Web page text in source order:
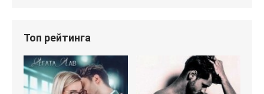
Топ рейтинга